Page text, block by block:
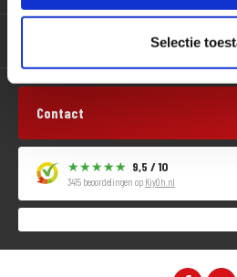
Selectie
Contact
9,5 / 10
3415 beoordelingen op KiyOh.nl